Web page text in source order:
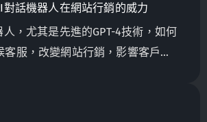
對話機器人在網站行銷的威力
，尤其是先進的GPT-4技術，如何
客服，改變網站行銷，影響客戶滿